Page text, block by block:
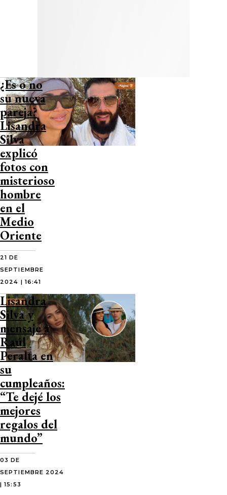
¿Es o no
su nueva
pareja?
Lisandra
Silva
explicó
fotos con
misterioso
hombre
en el
Medio
Oriente
21 DE
SEPTIEMBRE
2024 | 16:41
Lisandra
Silva y
mensaje a
Raúl
Peralta en
su
cumpleaños:
“Te dejé los
mejores
regalos del
mundo”
03 DE
SEPTIEMBRE 2024
| 15:53